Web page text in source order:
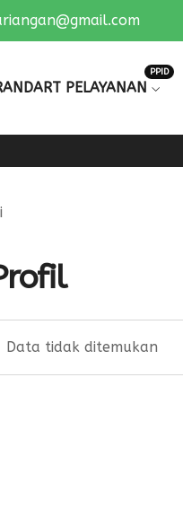
PELAYANAN
PPID
Data tidak ditemukan